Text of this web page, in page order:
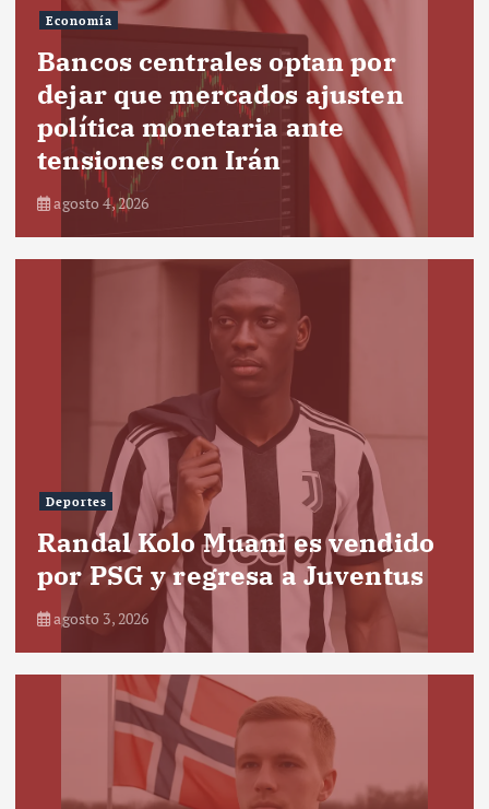
Economía
Bancos centrales optan por
dejar que mercados ajusten
política monetaria ante
tensiones con Irán
agosto 4, 2026
Deportes
Randal Kolo Muani es vendido
por PSG y regresa a Juventus
agosto 3, 2026